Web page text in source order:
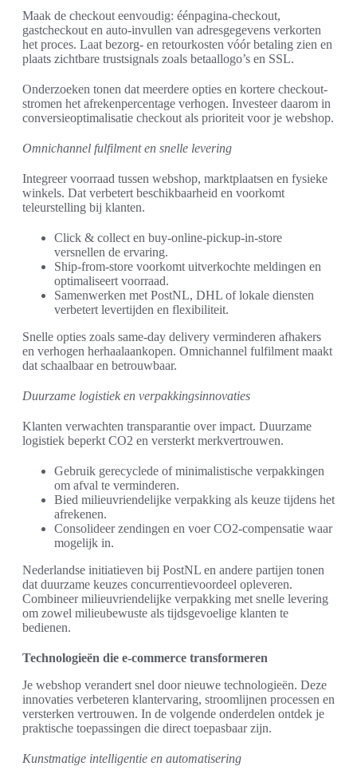
Maak de checkout eenvoudig: éénpagina-checkout,
gastcheckout en auto-invullen van adresgegevens verkorten
het proces. Laat bezorg- en retourkosten vóór betaling zien en
plaats zichtbare trustsignals zoals betaallogo’s en SSL.
Onderzoeken tonen dat meerdere opties en kortere checkout-
stromen het afrekenpercentage verhogen. Investeer daarom in
conversieoptimalisatie checkout als prioriteit voor je webshop.
Omnichannel fulfilment en snelle levering
Integreer voorraad tussen webshop, marktplaatsen en fysieke
winkels. Dat verbetert beschikbaarheid en voorkomt
teleurstelling bij klanten.
Click & collect en buy-online-pickup-in-store
versnellen de ervaring.
Ship-from-store voorkomt uitverkochte meldingen en
optimaliseert voorraad.
Samenwerken met PostNL, DHL of lokale diensten
verbetert levertijden en flexibiliteit.
Snelle opties zoals same-day delivery verminderen afhakers
en verhogen herhaalaankopen. Omnichannel fulfilment maakt
dat schaalbaar en betrouwbaar.
Duurzame logistiek en verpakkingsinnovaties
Klanten verwachten transparantie over impact. Duurzame
logistiek beperkt CO2 en versterkt merkvertrouwen.
Gebruik gerecyclede of minimalistische verpakkingen
om afval te verminderen.
Bied milieuvriendelijke verpakking als keuze tijdens het
afrekenen.
Consolideer zendingen en voer CO2-compensatie waar
mogelijk in.
Nederlandse initiatieven bij PostNL en andere partijen tonen
dat duurzame keuzes concurrentievoordeel opleveren.
Combineer milieuvriendelijke verpakking met snelle levering
om zowel milieubewuste als tijdsgevoelige klanten te
bedienen.
Technologieën die e-commerce transformeren
Je webshop verandert snel door nieuwe technologieën. Deze
innovaties verbeteren klantervaring, stroomlijnen processen en
versterken vertrouwen. In de volgende onderdelen ontdek je
praktische toepassingen die direct toepasbaar zijn.
Kunstmatige intelligentie en automatisering